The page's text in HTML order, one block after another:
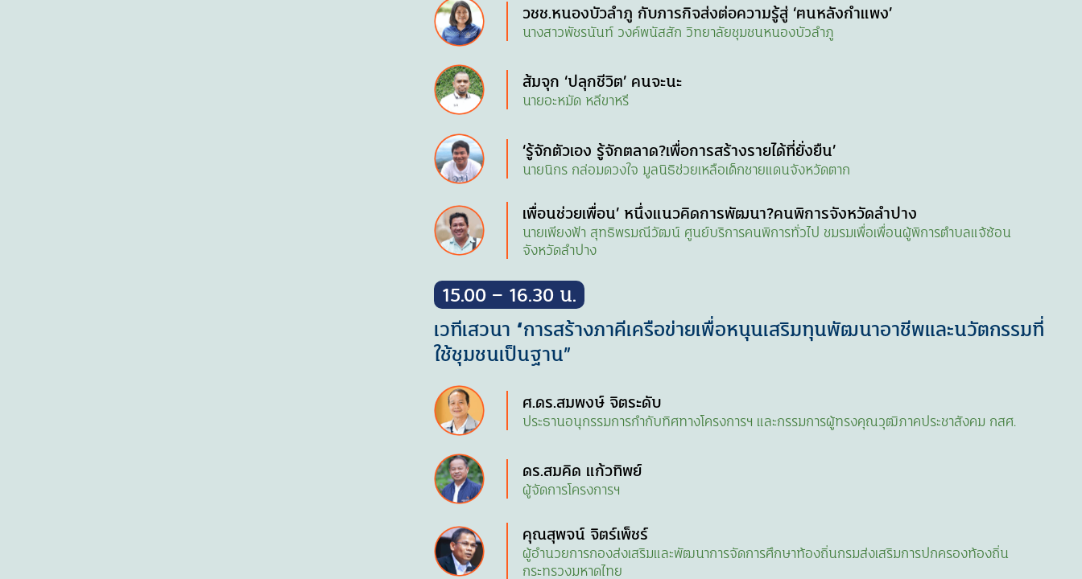
วชช.หนองบัวลำภู กับภารกิจส่งต่อความรู้สู่ ‘ฅนหลังกำแพง’
นางสาวพัชรนันท์ วงค์พนัสสัก วิทยาลัยชุมชนหนองบัวลำภู
ส้มจุก ‘ปลุกชีวิต’ คนจะนะ
นายอะหมัด หลีขาหรี
‘รู้จักตัวเอง รู้จักตลาด?เพื่อการสร้างรายได้ที่ยั่งยืน’
นายนิกร กล่อมดวงใจ มูลนิธิช่วยเหลือเด็กชายแดนจังหวัดตาก
เพื่อนช่วยเพื่อน’ หนึ่งแนวคิดการพัฒนา?คนพิการจังหวัดลำปาง
นายเพียงฟ้า สุทธิพรมณีวัฒน์ ศูนย์บริการคนพิการทั่วไป ชมรมเพื่อเพื่อนผู้พิการตำบลแจ้ซ้อน
จังหวัดลำปาง
15.00 – 16.30 น.
เวทีเสวนา “การสร้างภาคีเครือข่ายเพื่อหนุนเสริมทุนพัฒนาอาชีพและนวัตกรรมที่
ใช้ชุมชนเป็นฐาน”
ศ.ดร.สมพงษ์ จิตระดับ
ประธานอนุกรรมการกำกับทิศทางโครงการฯ และกรรมการผู้ทรงคุณวุฒิภาคประชาสังคม กสศ.
ดร.สมคิด แก้วทิพย์
ผู้จัดการโครงการฯ
คุณสุพจน์ จิตร์เพ็ชร์
ผู้อำนวยการกองส่งเสริมและพัฒนาการจัดการศึกษาท้องถิ่นกรมส่งเสริมการปกครองท้องถิ่น
กระทรวงมหาดไทย